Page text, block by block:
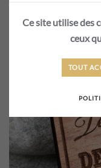
Ce site utilise des
ceux
TOUT